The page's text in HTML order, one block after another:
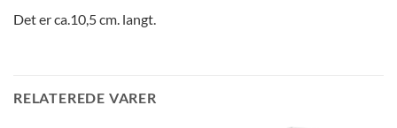
Det er ca.10,5 cm. langt.
RELATEREDE VARER